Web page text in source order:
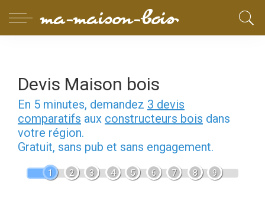
Devis Maison bois
En 5 minutes, demandez 3 devis
comparatifs aux constructeurs bois dans
votre région.
Gratuit, sans pub et sans engagement.
1 2 3 4 5 6 7 8 9